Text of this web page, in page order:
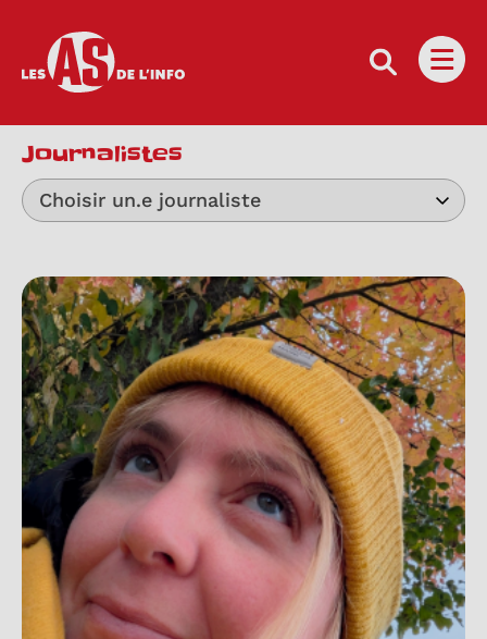
Les as de l'info
Journalistes
Choisir un.e journaliste